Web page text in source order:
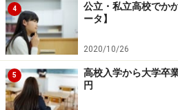
4
公立・私立高校でか
ータ】
2020/10/26
5
高校入学から大学卒
円